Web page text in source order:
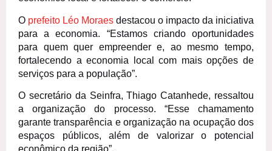
O prefeito Léo Moraes destacou o impacto da iniciativa
para a economia. “Estamos criando oportunidades
para quem quer empreender e, ao mesmo tempo,
fortalecendo a economia local com mais opções de
serviços para a população”.
O secretário da Seinfra, Thiago Catanhede, ressaltou
a organização do processo. “Esse chamamento
garante transparência e organização na ocupação dos
espaços públicos, além de valorizar o potencial